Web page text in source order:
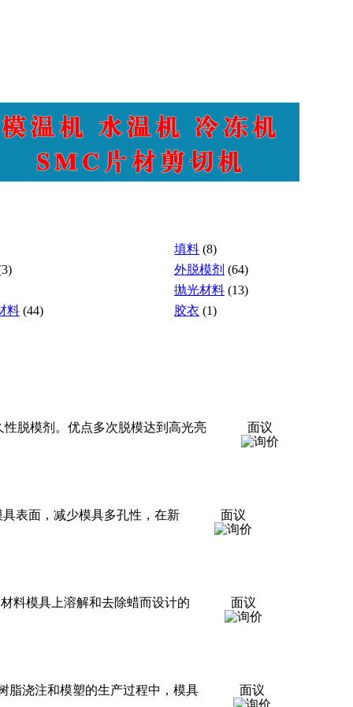
填料 (8)
外脱模剂 (64)
抛光材料 (13)
料 (44) 胶衣 (1)
性脱模剂。优点多次脱模达到高光亮 面议
具表面，减少模具多孔性，在新 面议
料模具上溶解和去除蜡而设计的 面议
脂浇注和模塑的生产过程中，模具 面议